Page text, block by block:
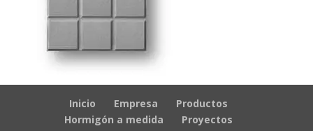
Inicio Empresa
Productos
Hormigón a medida
Proyectos